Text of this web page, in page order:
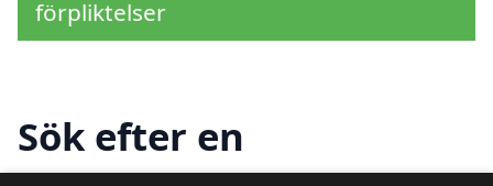
förpliktelser
Sök efter en